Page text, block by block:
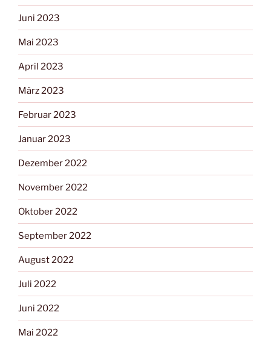
Juni 2023
Mai 2023
April 2023
März 2023
Februar 2023
Januar 2023
Dezember 2022
November 2022
Oktober 2022
September 2022
August 2022
Juli 2022
Juni 2022
Mai 2022